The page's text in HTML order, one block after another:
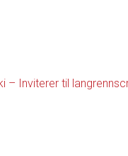
– Inviterer til